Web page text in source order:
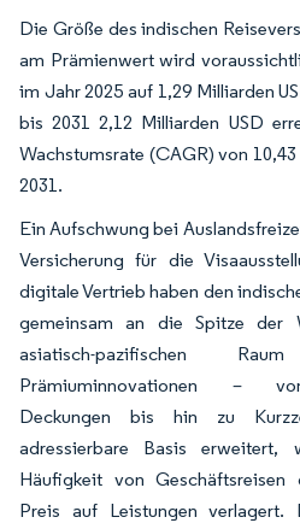
Die Größe des indischen
am Prämienwert wird
im Jahr 2025 auf 1,29 Milliarden
bis 2031 2,12 Milliarden USD
Wachstumsrate (CAGR) von
2031.
Ein Aufschwung bei
Versicherung für die
digitale Vertrieb haben den
gemeinsam an die Spitze der
asiatisch-pazifischen
Prämiuminnovationen –
Deckungen bis hin zu
adressierbare Basis erweitert,
Häufigkeit von Geschäftsreisen
Preis auf Leistungen verlagert.